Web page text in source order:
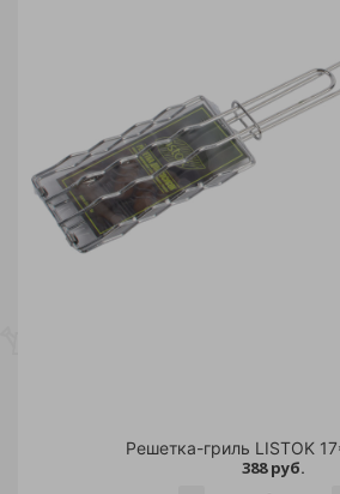
Решетка-гриль LISTOK
388 руб.